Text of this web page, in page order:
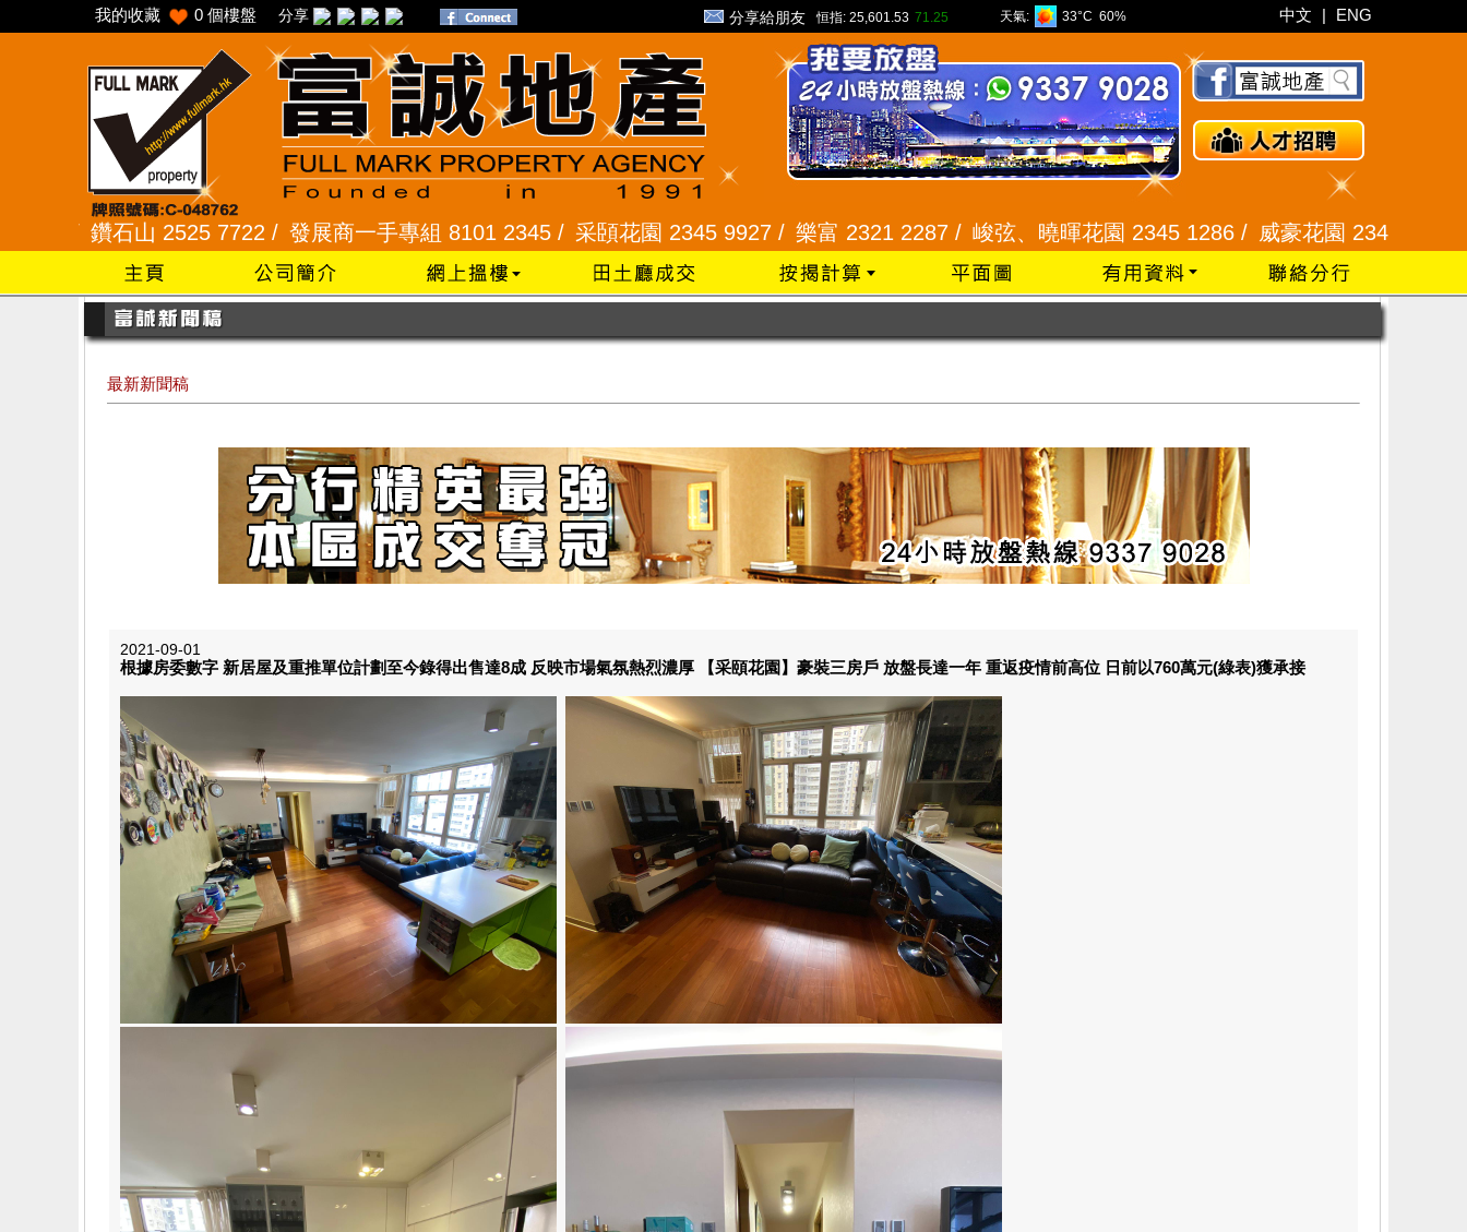
我的收藏 0 個樓盤 分享 分享給朋友 恒指: 25,601.53 71.25 天氣: 33°C 60% 中文 | ENG
2525 7722 /發展商一手專組 8101 2345 /采頣花園 2345 9927 / 樂富 2321 2287 /峻弦、曉暉花園 2345 1286 / 威豪花園 2345 3331 / 星河明居、
最新新聞稿
2021-09-01
根據房委數字 新居屋及重推單位計劃至今錄得出售達8成 反映市場氣氛熱烈濃厚 【采頤花園】豪裝三房戶 放盤長達一年 重返疫情前高位 日前以760萬元(綠表)獲承接